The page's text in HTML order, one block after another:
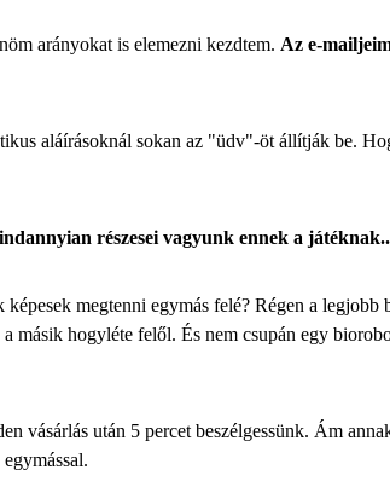
arányokat is elemezni kezdtem. Az e-
aláírásoknál sokan az "üdv"-öt állítják be.
részesei vagyunk ennek a
megtenni egymás felé? Régen a
másik hogyléte felől. És nem csupán egy
vásárlás után 5 percet beszélgessünk. Ám